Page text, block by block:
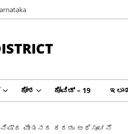
ಕೋಶ ಕೋವಿಡ್ – 19
ವೇತನದ ಕರಡು ಅಧಿಸೂಚನೆ